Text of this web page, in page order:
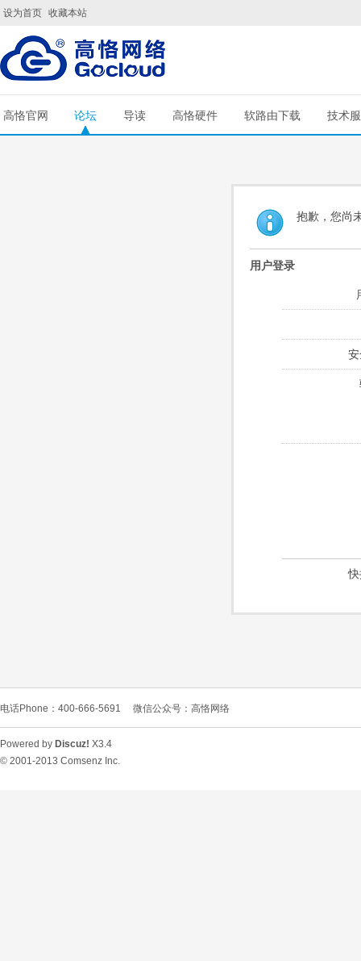
设为首页 收藏本站
高恪官网 论坛 导读 高恪硬件 软路由下载 技术
抱歉，您尚
用户登录
电话Phone：400-666-5691 微信公众号：高恪网络
Powered by Discuz! X3.4
© 2001-2013 Comsenz Inc.